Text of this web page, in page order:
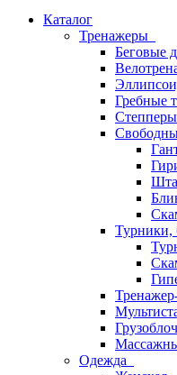
Каталог
Тренажеры
Беговые
Гребные
Степперы
Турники,
Одежда